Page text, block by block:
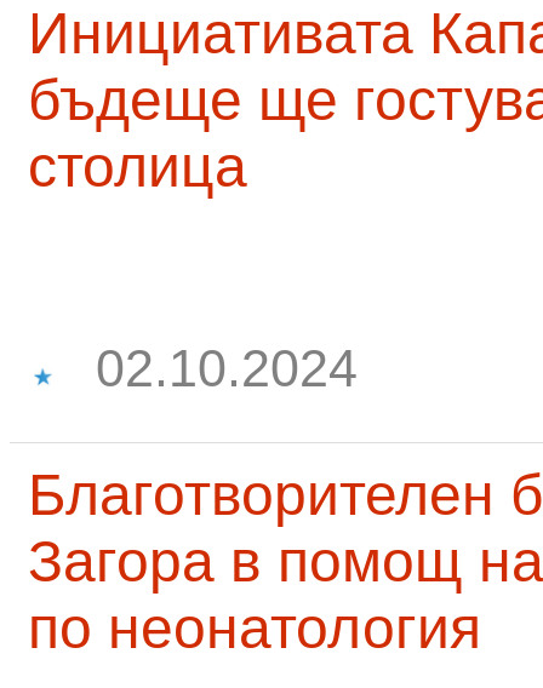
Инициативата
бъдеще ще
столица
02.10.2024
Благотворителен
Загора в помощ
по неонатология